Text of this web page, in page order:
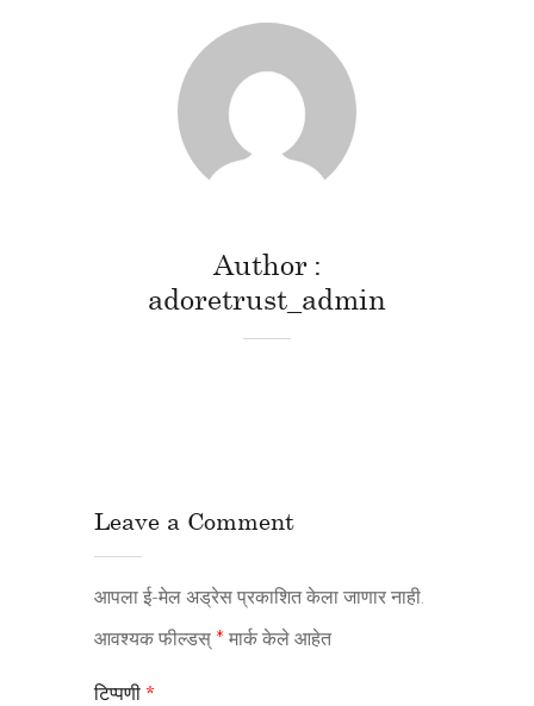
Author
adoretrust_admin
Leave a Comment
आपला ई-मेल अड्रेस प्रकाशित केला जाणार नाही.
आवश्यक फील्डस् * मार्क केले आहेत
टिप्पणी *